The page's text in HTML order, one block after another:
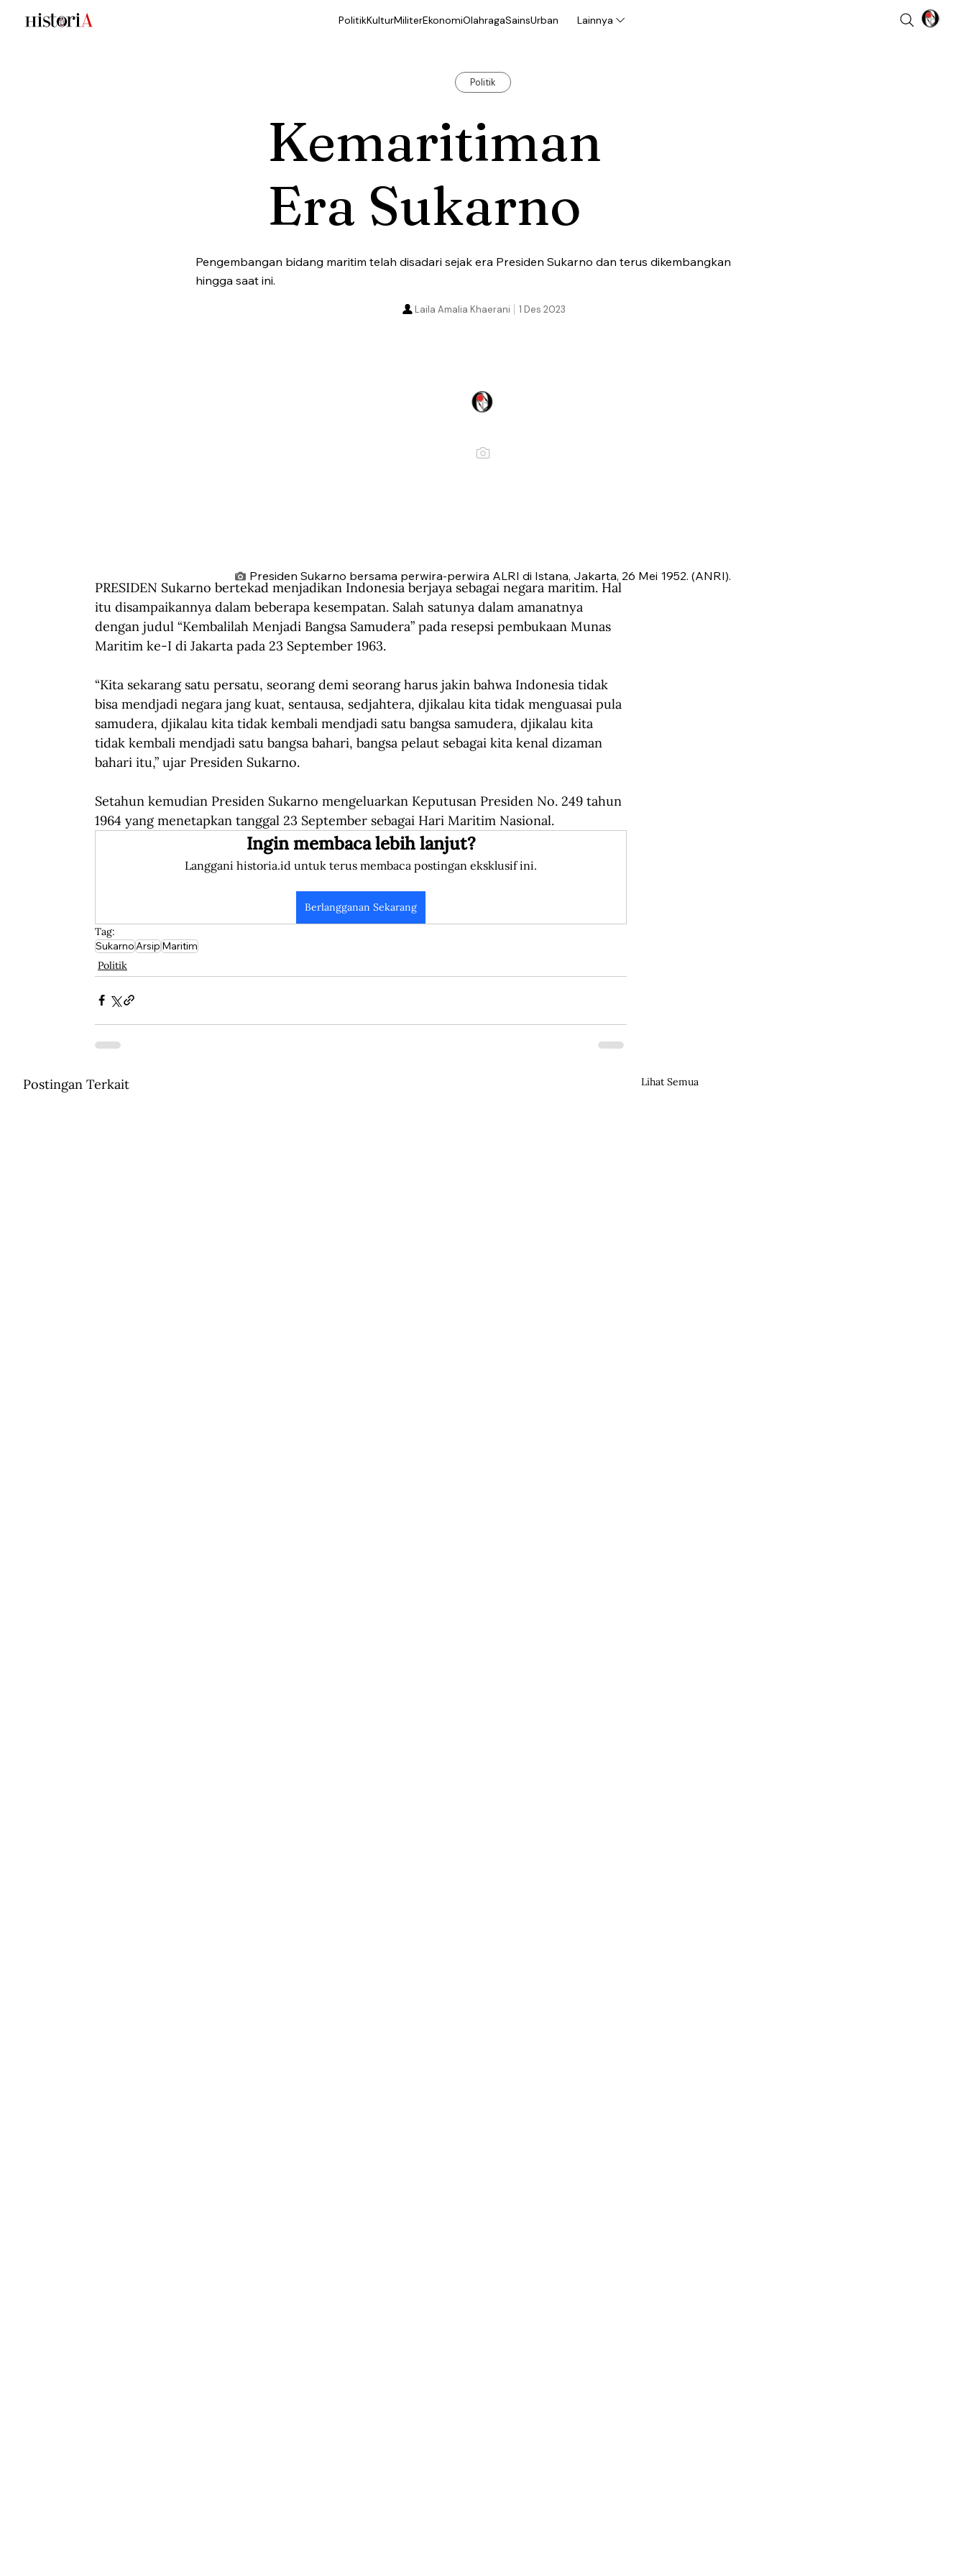
PolitikKulturMiliterEkonomiOlahragaSainsUrban Lainnya
Politik
Kemaritiman
Era Sukarno
Pengembangan bidang maritim telah disadari sejak era Presiden Sukarno dan terus dikembangkan
hingga saat ini.
1 Des 2023
Laila Amalia Khaerani
Presiden Sukarno bersama perwira-perwira ALRI di Istana, Jakarta, 26 Mei 1952. (ANRI).
PRESIDEN Sukarno bertekad menjadikan Indonesia berjaya sebagai negara maritim. Hal
itu disampaikannya dalam beberapa kesempatan. Salah satunya dalam amanatnya
dengan judul “Kembalilah Menjadi Bangsa Samudera” pada resepsi pembukaan Munas
Maritim ke-I di Jakarta pada 23 September 1963.
“Kita sekarang satu persatu, seorang demi seorang harus jakin bahwa Indonesia tidak
bisa mendjadi negara jang kuat, sentausa, sedjahtera, djikalau kita tidak menguasai pula
samudera, djikalau kita tidak kembali mendjadi satu bangsa samudera, djikalau kita
tidak kembali mendjadi satu bangsa bahari, bangsa pelaut sebagai kita kenal dizaman
bahari itu,” ujar Presiden Sukarno.
Setahun kemudian Presiden Sukarno mengeluarkan Keputusan Presiden No. 249 tahun
1964 yang menetapkan tanggal 23 September sebagai Hari Maritim Nasional.
Ingin membaca lebih lanjut?
Langgani historia.id untuk terus membaca postingan eksklusif ini.
Berlangganan Sekarang
Tag:
SukarnoArsipMaritim
Politik
Postingan Terkait Lihat Semua